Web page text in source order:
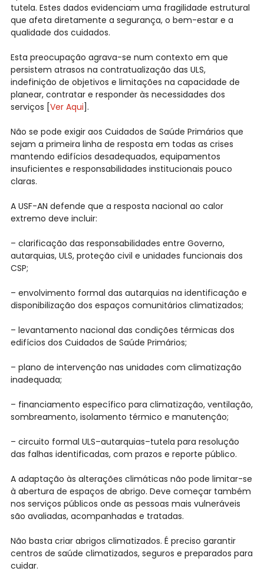
tutela. Estes dados evidenciam uma fragilidade estrutural
que afeta diretamente a segurança, o bem-estar e a
qualidade dos cuidados.
Esta preocupação agrava-se num contexto em que
persistem atrasos na contratualização das ULS,
indefinição de objetivos e limitações na capacidade de
planear, contratar e responder às necessidades dos
serviços [Ver Aqui].
Não se pode exigir aos Cuidados de Saúde Primários que
sejam a primeira linha de resposta em todas as crises
mantendo edifícios desadequados, equipamentos
insuficientes e responsabilidades institucionais pouco
claras.
A USF-AN defende que a resposta nacional ao calor
extremo deve incluir:
– clarificação das responsabilidades entre Governo,
autarquias, ULS, proteção civil e unidades funcionais dos
CSP;
– envolvimento formal das autarquias na identificação e
disponibilização dos espaços comunitários climatizados;
– levantamento nacional das condições térmicas dos
edifícios dos Cuidados de Saúde Primários;
– plano de intervenção nas unidades com climatização
inadequada;
– financiamento específico para climatização, ventilação,
sombreamento, isolamento térmico e manutenção;
– circuito formal ULS–autarquias–tutela para resolução
das falhas identificadas, com prazos e reporte público.
A adaptação às alterações climáticas não pode limitar-se
à abertura de espaços de abrigo. Deve começar também
nos serviços públicos onde as pessoas mais vulneráveis
são avaliadas, acompanhadas e tratadas.
Não basta criar abrigos climatizados. É preciso garantir
centros de saúde climatizados, seguros e preparados para
cuidar.